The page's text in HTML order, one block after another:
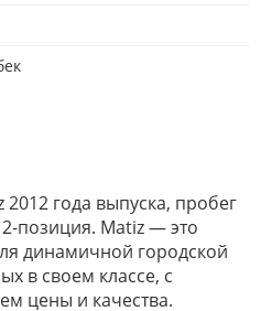
года выпуска, пробег
позиция. Matiz — это
динамичной городской
в своем классе, с
цены и качества.